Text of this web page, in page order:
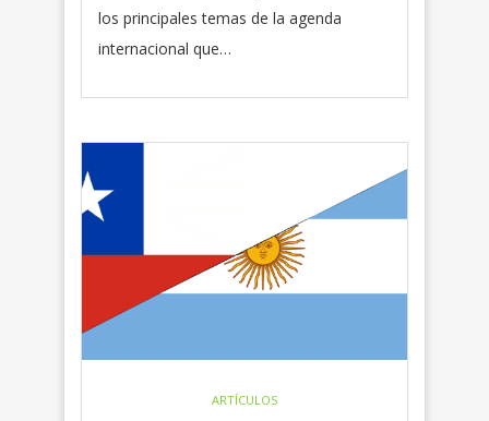
los principales temas de la agenda
internacional que…
ARTÍCULOS